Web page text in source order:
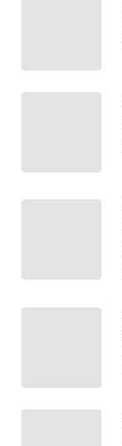
OTOMOTIF
DESA